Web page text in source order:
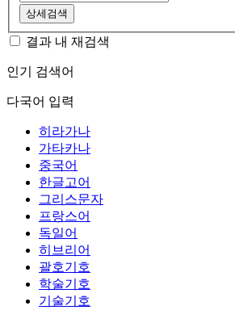
상세검색
결과 내 재검색
인기 검색어
다국어 입력
히라가나
가타카나
중국어
한글고어
그리스문자
프랑스어
독일어
히브리어
괄호기호
학술기호
기술기호